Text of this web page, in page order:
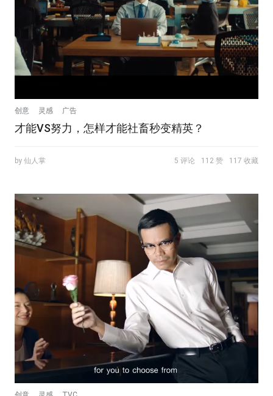
创意 灵感 广告
才能VS努力，怎样才能社畜秒变精英？
by 仙人掌 5 评论 112 赞 117 收藏